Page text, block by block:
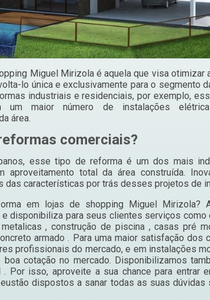
Miguel Mirizola é aquela que visa otimizar
lo única e exclusivamente para o segmento
industriais e residenciais, por exemplo,
um maior número de instalações
área.
comerciais?
esse tipo de reforma é um dos mais
aproveitamento total da área construída.
das características por trás desses projetos de
em lojas de shopping Miguel Mirizola?
e disponibiliza para seus clientes serviços
, construção de piscina , casas pré
armado . Para uma maior satisfação dos
profissionais do mercado, e em instalações
cotação no mercado. Disponibilizamos
Por isso, aproveite a sua chance para entrar
dispostos a sanar todas as suas dúvidas